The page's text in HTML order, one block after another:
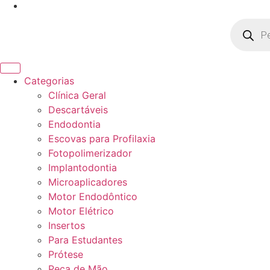
Categorias
Clínica Geral
Descartáveis
Endodontia
Escovas para Profilaxia
Fotopolimerizador
Implantodontia
Microaplicadores
Motor Endodôntico
Motor Elétrico
Insertos
Para Estudantes
Prótese